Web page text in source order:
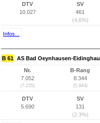
DTV
10.027
SV
461
(4,6%)
Infos...
B 61 AS Bad Oeynhausen-
Nr.
7.052
(7.235)
B-Rang
8.344
(5.944)
DTV
5.690
SV
131
(2,3%)